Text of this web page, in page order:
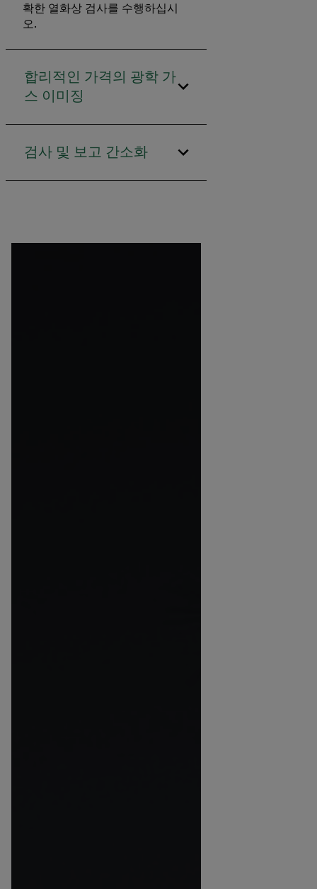
확한 열화상 검사를 수행하십시
오.
합리적인 가격의 광학 가
스 이미징
검사 및 보고 간소화